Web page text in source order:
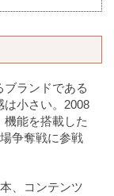
ランドである
は小さい。2008
能を搭載した
争奪戦に参戦
、コンテンツ